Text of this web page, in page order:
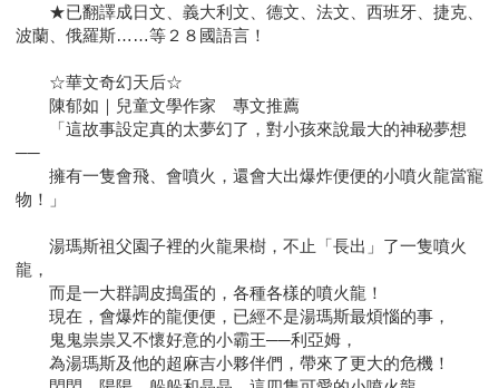
★已翻譯成日文、義大利文、德文、法文、西班牙、捷克、
波蘭、俄羅斯……等２８國語言！
☆華文奇幻天后☆
陳郁如｜兒童文學作家 專文推薦
「這故事設定真的太夢幻了，對小孩來說最大的神秘夢想
──
擁有一隻會飛、會噴火，還會大出爆炸便便的小噴火龍當寵
物！」
湯瑪斯祖父園子裡的火龍果樹，不止「長出」了一隻噴火
龍，
而是一大群調皮搗蛋的，各種各樣的噴火龍！
現在，會爆炸的龍便便，已經不是湯瑪斯最煩惱的事，
鬼鬼祟祟又不懷好意的小霸王──利亞姆，
為湯瑪斯及他的超麻吉小夥伴們，帶來了更大的危機！